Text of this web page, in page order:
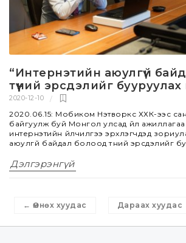
“Интернэтийн аюулгүй
түүний эрсдэлийг бууруулах
2020-12-10
2020.06.15: Мобиком Нэтворкс ХХК-ээс
байгуулж буй Монгол улсад үйл
интернэтийн үйлчилгээ эрхлэгчдэд
аюулгүй байдал болоод түүний эрсдэлийг
Дэлгэрэнгүй
← Өмнөх хуудас Дараах хуудас